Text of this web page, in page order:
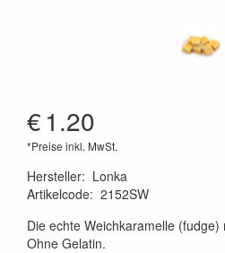
€1.20
*Preise inkl. MwSt.
Hersteller: Lonka
Artikelcode: 2152SW
Die echte Weichkaramelle (fudge)
Ohne Gelatin.